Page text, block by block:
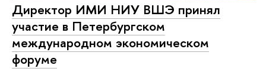
Директор ИМИ НИУ ВШЭ принял
участие в Петербургском
международном экономическом
форуме